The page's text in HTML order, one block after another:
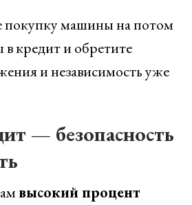
покупку машины на потом
кредит и обретите
и независимость уже
— безопасность
высокий процент